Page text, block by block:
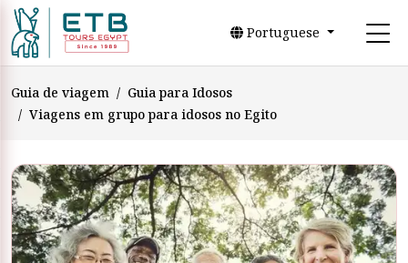
Portuguese
Guia de viagem
Guia para Idosos
Viagens em grupo para idosos no Egito